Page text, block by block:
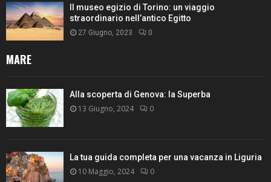
Il museo egizio di Torino: un viaggio
straordinario nell’antico Egitto
27 Giugno, 2023 0
MARE
Alla scoperta di Genova: la Superba
13 Giugno, 2024 0
La tua guida completa per una vacanza in Liguria
10 Maggio, 2024 0